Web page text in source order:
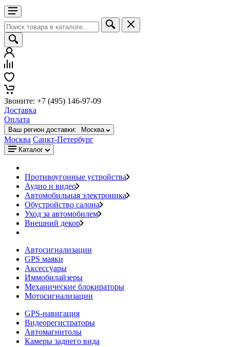
Звоните: +7 (495) 146-97-09
Доставка
Оплата
Ваш регион доставки: Москва
Москва Санкт-Петербург
Каталог
Противоугонные устройства
Аудио и видео
Автомобильная электроника
Обустройство салона
Уход за автомобилем
Внешний декор
Автосигнализации
GPS маяки
Аксессуары
Иммобилайзеры
Механические блокираторы
Мотосигнализации
GPS-навигация
Видеорегистраторы
Автомагнитолы
Камеры заднего вида